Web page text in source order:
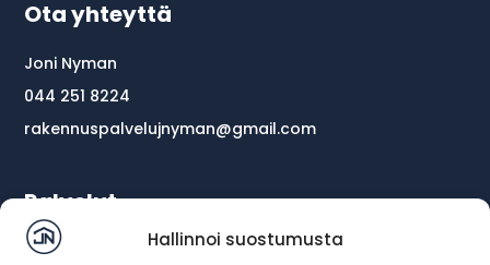
Hallinnoi suostumusta
Ota yhteyttä
Joni Nyman
044 251 8224
rakennuspalvelujnyman@gmail.com
Palvelut
Etusivu